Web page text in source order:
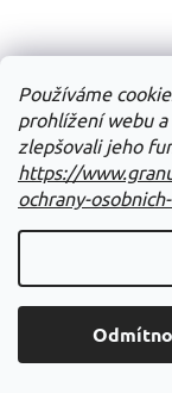
Používáme
prohlížení webu
zlepšovali jeho
https://
ochrany-
Přepravka
726 Kč